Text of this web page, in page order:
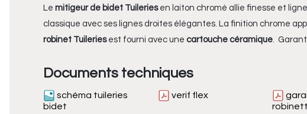
Le mitigeur de bidet Tuileries en laiton chromé allie finesse et
classique avec ses lignes droites élégantes. La finition chrome
robinet Tuileries est fourni avec une cartouche céramique.
Documents techniques
schéma tuileries
bidet
verif flex